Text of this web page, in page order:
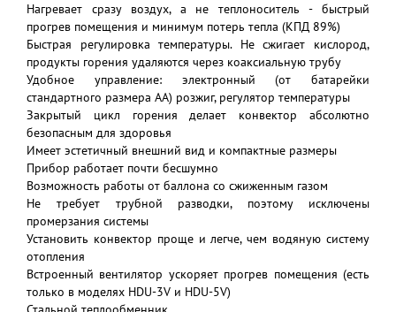
Нагревает сразу воздух, а не теплоноситель - быстрый
прогрев помещения и минимум потерь тепла (КПД 89%)
Быстрая регулировка температуры. Не сжигает кислород,
продукты горения удаляются через коаксиальную трубу
Удобное управление: электронный (от батарейки
стандартного размера АА) розжиг, регулятор температуры
Закрытый цикл горения делает конвектор абсолютно
безопасным для здоровья
Имеет эстетичный внешний вид и компактные размеры
Прибор работает почти бесшумно
Возможность работы от баллона со сжиженным газом
Не требует трубной разводки, поэтому исключены
промерзания системы
Установить конвектор проще и легче, чем водяную систему
отопления
Встроенный вентилятор ускоряет прогрев помещения (есть
только в моделях HDU-3V и HDU-5V)